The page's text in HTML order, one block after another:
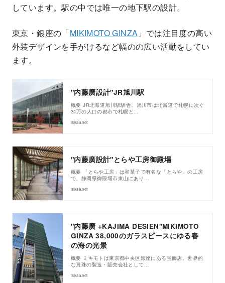
しています。駅の中では唯一の地下駅の設計。
東京・銀座の「MIKIMOTO GINZA 」では注目度の高い
外装デザインを手がけるなど幅のの広い活動をしてい
ます。
"内藤廣設計"JR旭川駅
概要 JR北海道旭川駅駅舎。旭川市は北海道で札幌に次ぐ
34万の人口の都市で札幌と…
iskaa.net
"内藤廣設計"とらや工房御殿場
概要 「とらや工房」は和菓子で有名な「とらや」の工房
で、静岡県御殿場市東山にあり…
iskaa.net
"内藤廣 +KAJIMA DESIEN"MIKIMOTO
GINZA 38,000のガラスピースにゆる春
の海の光景
概要 ミキモトは東京都中央区銀座にある宝飾店。世界的
な真珠の製造・販売会社として…
iskaa.net